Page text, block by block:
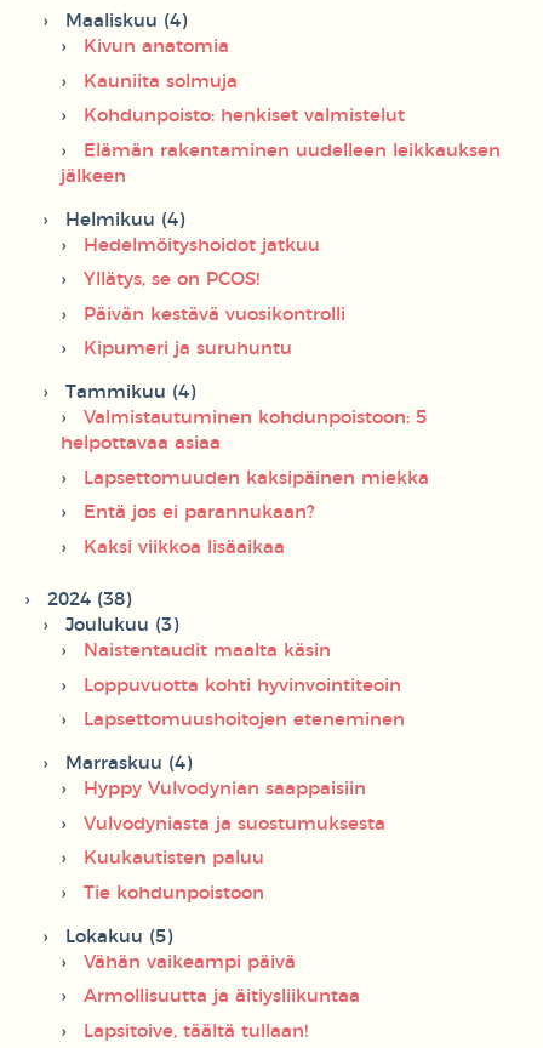
Maaliskuu (4)
Kivun anatomia
Kauniita solmuja
Kohdunpoisto: henkiset valmistelut
Elämän rakentaminen uudelleen leikkauksen
jälkeen
Helmikuu (4)
Hedelmöityshoidot jatkuu
Yllätys, se on PCOS!
Päivän kestävä vuosikontrolli
Kipumeri ja suruhuntu
Tammikuu (4)
Valmistautuminen kohdunpoistoon: 5
helpottavaa asiaa
Lapsettomuuden kaksipäinen miekka
Entä jos ei parannukaan?
Kaksi viikkoa lisäaikaa
2024 (38)
Joulukuu (3)
Naistentaudit maalta käsin
Loppuvuotta kohti hyvinvointiteoin
Lapsettomuushoitojen eteneminen
Marraskuu (4)
Hyppy Vulvodynian saappaisiin
Vulvodyniasta ja suostumuksesta
Kuukautisten paluu
Tie kohdunpoistoon
Lokakuu (5)
Vähän vaikeampi päivä
Armollisuutta ja äitiysliikuntaa
Lapsitoive, täältä tullaan!